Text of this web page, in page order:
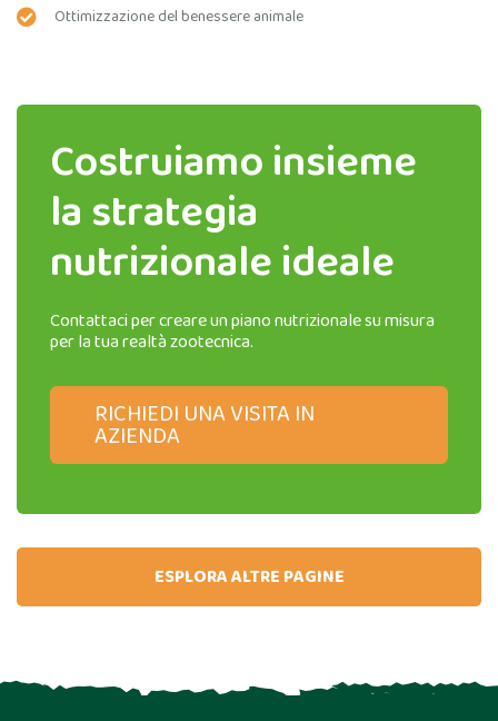
ESPLORA ALTRE PAGINE
Ottimizzazione del benessere animale
Costruiamo insieme
la strategia
nutrizionale ideale
Contattaci per creare un piano nutrizionale su misura
per la tua realtà zootecnica.
RICHIEDI UNA VISITA IN
AZIENDA